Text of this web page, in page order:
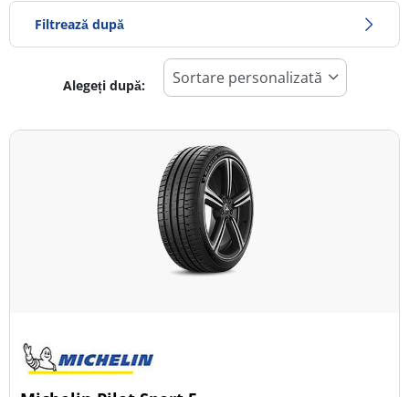
Filtrează după
Toate tipurile (20)
Tip autovehicul
Alegeți după: